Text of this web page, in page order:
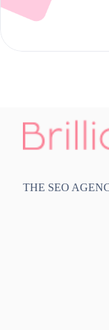
THE SEO